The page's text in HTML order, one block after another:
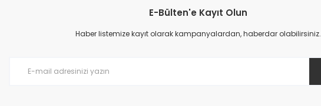
Ürün resmi kalitesiz, bozuk veya görüntülenemiyor.
Ürün açıklamasında eksik bilgiler bulunuyor.
E-Bülten'e Kayıt Olun
Haber listemize kayıt olarak kampanyalardan, haberdar olabilirsiniz.